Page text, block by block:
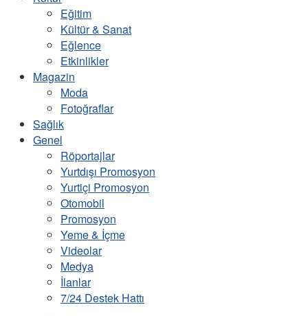
Eğitim
Kültür & Sanat
Eğlence
Etkinlikler
Magazin
Moda
Fotoğraflar
Sağlık
Genel
Röportajlar
Yurtdışı Promosyon
Yurtiçi Promosyon
Otomobil
Promosyon
Yeme & İçme
Videolar
Medya
İlanlar
7/24 Destek Hattı